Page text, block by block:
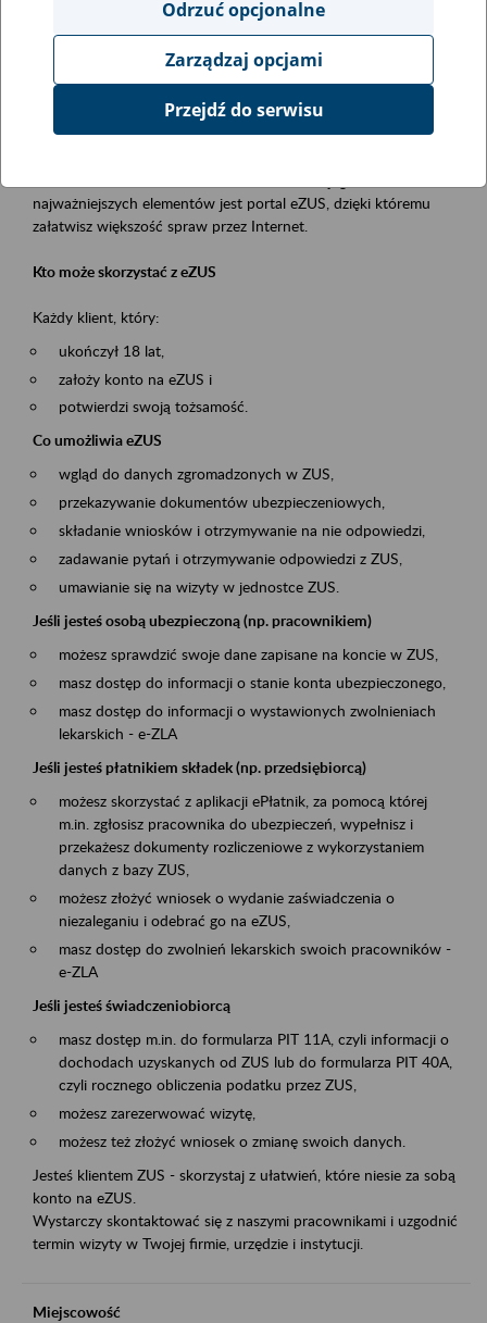
obsługa klientów
Opis wydarzenia
Platforma Usług Elektronicznych ZUS eZUS
najważniejszych elementów jest portal eZUS, dzięki któremu
załatwisz większość spraw przez Internet.
Kto może skorzystać z eZUS
Każdy klient, który:
ukończył 18 lat,
założy konto na eZUS i
potwierdzi swoją tożsamość.
Co umożliwia eZUS
wgląd do danych zgromadzonych w ZUS,
przekazywanie dokumentów ubezpieczeniowych,
składanie wniosków i otrzymywanie na nie odpowiedzi,
zadawanie pytań i otrzymywanie odpowiedzi z ZUS,
umawianie się na wizyty w jednostce ZUS.
Jeśli jesteś osobą ubezpieczoną (np. pracownikiem)
możesz sprawdzić swoje dane zapisane na koncie w ZUS,
masz dostęp do informacji o stanie konta ubezpieczonego,
masz dostęp do informacji o wystawionych zwolnieniach
lekarskich - e-ZLA
Jeśli jesteś płatnikiem składek (np. przedsiębiorcą)
możesz skorzystać z aplikacji ePłatnik, za pomocą której
m.in. zgłosisz pracownika do ubezpieczeń, wypełnisz i
przekażesz dokumenty rozliczeniowe z wykorzystaniem
danych z bazy ZUS,
możesz złożyć wniosek o wydanie zaświadczenia o
niezaleganiu i odebrać go na eZUS,
masz dostęp do zwolnień lekarskich swoich pracowników -
e-ZLA
Jeśli jesteś świadczeniobiorcą
masz dostęp m.in. do formularza PIT 11A, czyli informacji o
dochodach uzyskanych od ZUS lub do formularza PIT 40A,
czyli rocznego obliczenia podatku przez ZUS,
możesz zarezerwować wizytę,
możesz też złożyć wniosek o zmianę swoich danych.
Jesteś klientem ZUS - skorzystaj z ułatwień, które niesie za sobą
konto na eZUS.
Wystarczy skontaktować się z naszymi pracownikami i uzgodnić
termin wizyty w Twojej firmie, urzędzie i instytucji.
Miejscowość
Odrzuć opcjonalne
Zarządzaj opcjami
Przejdź do serwisu